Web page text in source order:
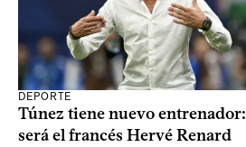
DEPORTE
Túnez tiene nuevo entrenador:
será el francés Hervé Renard